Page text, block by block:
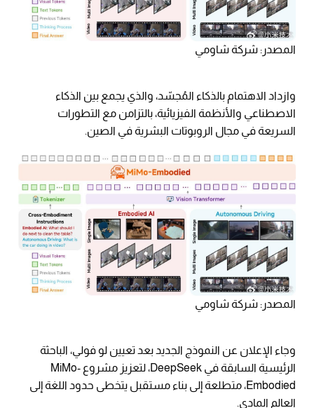
المصدر: شركة شاومي
وازداد الاهتمام بالذكاء المُجسّد، والذي يجمع بين الذكاء
الاصطناعي والأنظمة الفيزيائية، بالتزامن مع التطورات
السريعة في مجال الروبوتات البشرية في الصين.
المصدر: شركة شاومي
وجاء الإعلان عن النموذج الجديد بعد تعيين لو فولي، الباحثة
الرئيسية السابقة في DeepSeek، لتعزيز مشروع MiMo-
Embodied، متطلعة إلى بناء مستقبل يتخطى حدود اللغة إلى
العالم المادي.